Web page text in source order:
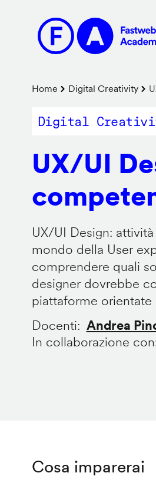
contenuto
principale
Briciole
di
Home Digital Creativity
Digital
UX/UI
UX/UI Design:
mondo della User
comprendere quali
designer dovrebbe
piattaforme orientate
Docenti
Andrea
In collaborazione con
Cosa imparerai